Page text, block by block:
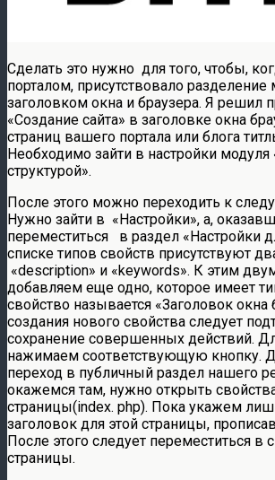
Сделать это нужно для того, чтобы,
порталом, присутствовало
заголовком окна и браузера. Я решил
«Создание сайта» в заголовке окна
страниц вашего портала или блога
Необходимо зайти в настройки модуля
структурой».
После этого можно переходить к
Нужно зайти в «Настройки», а,
переместиться в раздел «Настройки
списке типов свойств присутствуют
«description» и «keywords». К этим
добавляем еще одно, которое имеет
свойство называется «Заголовок окна
создания нового свойства следует
сохранение совершенных действий.
нажимаем соответствующую кнопку.
переход в публичный раздел нашего
окажемся там, нужно открыть
страницы(index. php). Пока укажем
заголовок для этой страницы,
После этого следует переместиться в
страницы.